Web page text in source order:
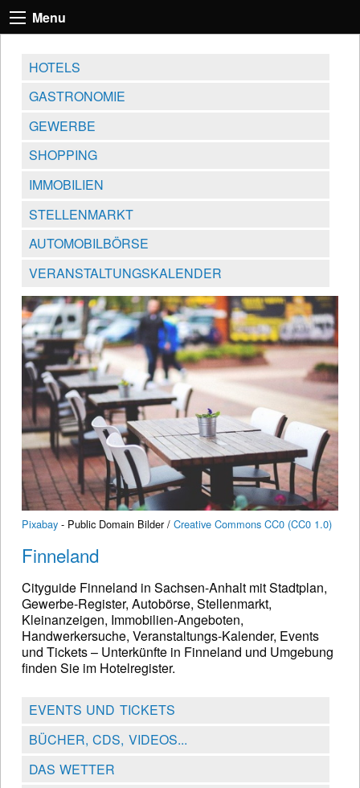
Menu
HOTELS
GASTRONOMIE
GEWERBE
SHOPPING
IMMOBILIEN
STELLENMARKT
AUTOMOBILBÖRSE
VERANSTALTUNGSKALENDER
Pixabay - Public Domain Bilder / Creative Commons CC0 (CC0 1.0)
Finneland
Cityguide Finneland in Sachsen-Anhalt mit Stadtplan,
Gewerbe-Register, Autobörse, Stellenmarkt,
Kleinanzeigen, Immobilien-Angeboten,
Handwerkersuche, Veranstaltungs-Kalender, Events
und Tickets – Unterkünfte in Finneland und Umgebung
finden Sie im Hotelregister.
EVENTS UND TICKETS
BÜCHER, CDS, VIDEOS...
DAS WETTER